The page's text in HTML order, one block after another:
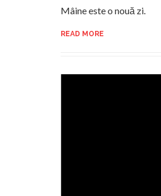
Mâine este o nouă zi.
READ MORE